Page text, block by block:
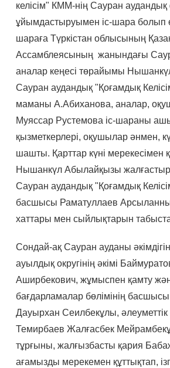
келісім" КММ-нің Сауран
ұйымдастыруымен іс-шара болып
шараға Түркістан облысының
Ассамблеясының жанындағы
аналар кеңесі төрайымы
Сауран аудандық "Қоғамдық
маманы А.Абиханова, аналар,
Муяссар Рустемова іс-шараны
қызметкерлері, оқушылар әнмен,
шашты. Қарттар күні мерекесімен
Нышанкүл Абылайқызы
Сауран аудандық "Қоғамдық
басшысы Раматуллаев
хаттары мен сыйлықтарын
Сондай-ақ Сауран ауданы
ауылдық округінің әкімі
Аширбекович, жұмыспен қамту
бағдарламалар бөлімінің
Дауырхан Сеилбекұлы, әлеуметтік
Темирбаев Жалғасбек
тұрғыны, жалғызбасты қария
ағамызды мерекемен құттықтап,